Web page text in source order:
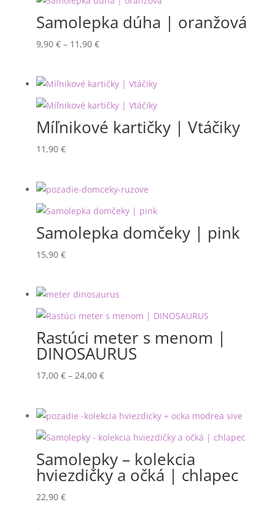
Samolepka dúha | oranžová
9,90 € – 11,90 €Price
through
11,90 €
Míľnikové kartičky | Vtáčiky
11,90 €
Samolepka domčeky | pink
15,90 €
Rastúci meter s menom |
DINOSAURUS
17,00 € – 24,00 €Price
through
24,00 €
Samolepky – kolekcia
hviezdičky a očká | chlapec
22,90 €